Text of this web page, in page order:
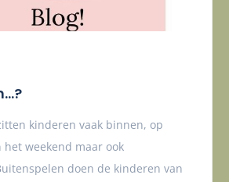
kinderen vaak binnen, op
weekend maar ook
doen de kinderen van